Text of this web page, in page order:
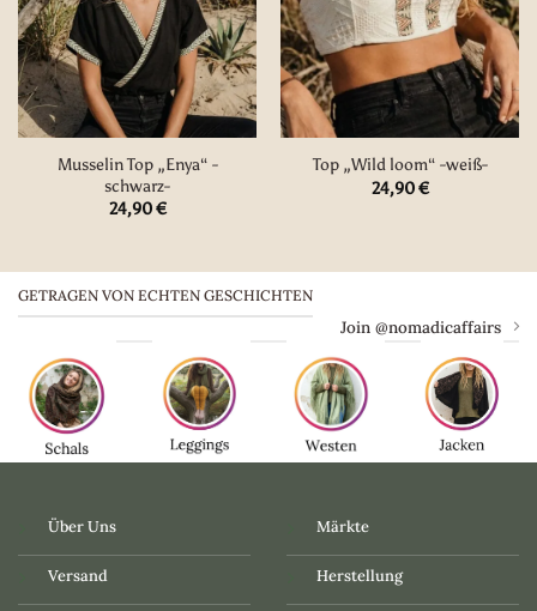
Musselin Top „Enya“ -
schwarz-
24,90€
Top „Wild loom“ -weiß-
24,90€
GETRAGEN VON ECHTEN GESCHICHTEN
Join @nomadicaffairs
Über Uns
Versand
Märkte
Herstellung